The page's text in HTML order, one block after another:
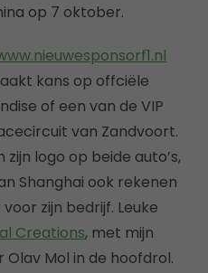
op 7 oktober.
kans op offciële
of een van de VIP
van Zandvoort.
logo op beide auto’s,
Shanghai ook rekenen
zijn bedrijf. Leuke
Creations, met mijn
Mol in de hoofdrol.